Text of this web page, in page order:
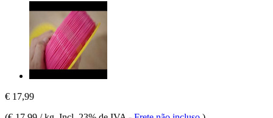
€ 17,99